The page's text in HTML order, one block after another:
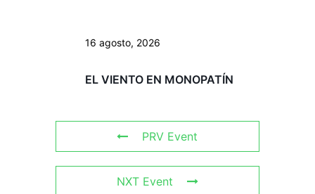
16 agosto, 2026
EL VIENTO EN MONOPATÍN
PRV Event
NXT Event